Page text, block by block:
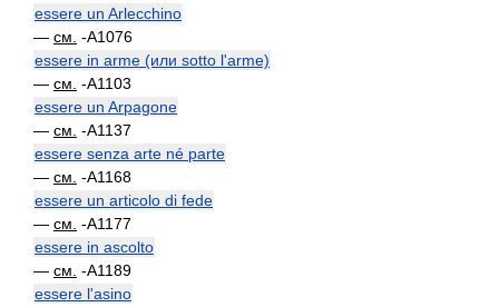
essere un Arlecchino
— см. -A1076
essere in arme (или sotto l'arme)
— см. -A1103
essere un Arpagone
— см. -A1137
essere senza arte né parte
— см. -A1168
essere un articolo di fede
— см. -A1177
essere in ascolto
— см. -A1189
essere l'asino